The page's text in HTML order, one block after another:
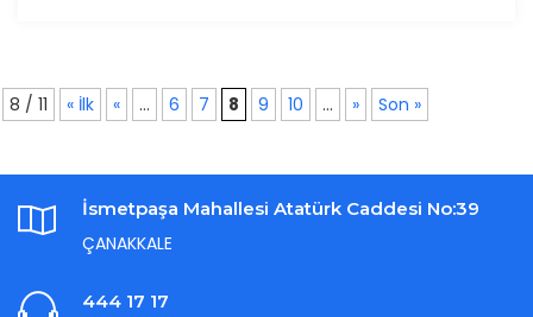
8 / 11 « İlk « ... 6 7 8 9 10 ... » Son »
İsmetpaşa Mahallesi Atatürk Caddesi No:39
ÇANAKKALE
444 17 17